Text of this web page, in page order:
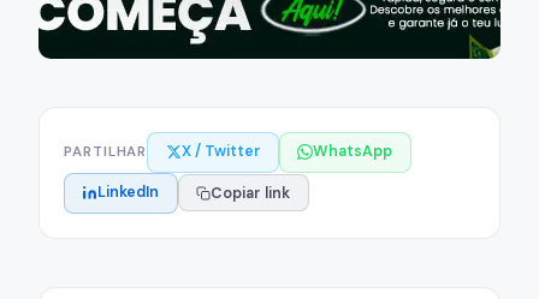
PARTILHAR X / Twitter WhatsApp
LinkedIn Copiar link